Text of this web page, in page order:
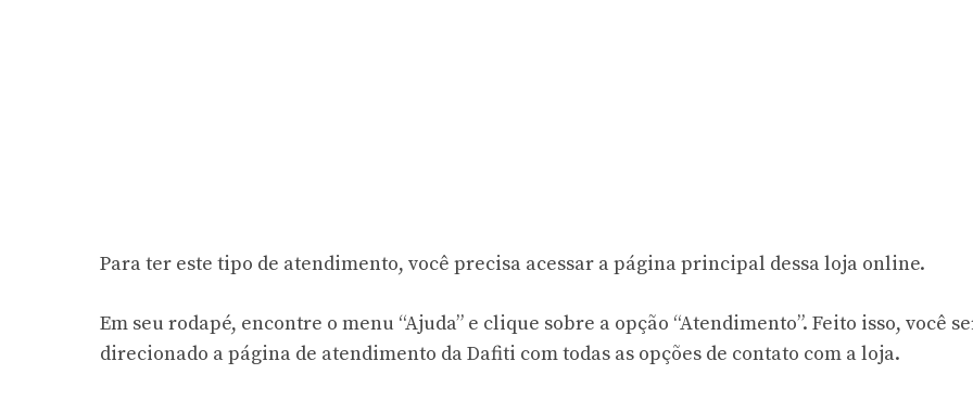
Para ter este tipo de atendimento, você precisa acessar a página principal dessa loja online.
Em seu rodapé, encontre o menu “Ajuda” e clique sobre a opção “Atendimento”. Feito isso, você
direcionado apágina de atendimento da Dafiti com todas as opções de contato com a loja.